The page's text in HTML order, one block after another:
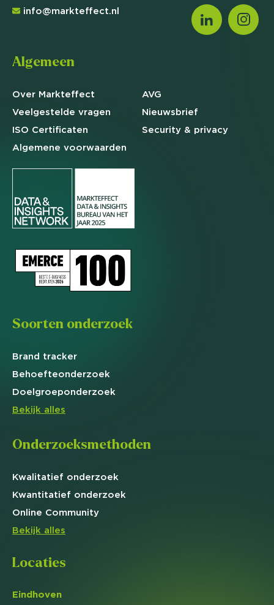
info@markteffect.nl
Algemeen
Over Markteffect
Veelgestelde vragen
ISO Certificaten
Algemene voorwaarden
AVG
Nieuwsbrief
Security & privacy
Soorten onderzoek
Brand tracker
Behoefteonderzoek
Doelgroeponderzoek
Bekijk alles
Onderzoeksmethoden
Kwalitatief onderzoek
Kwantitatief onderzoek
Online Community
Bekijk alles
Locaties
Eindhoven